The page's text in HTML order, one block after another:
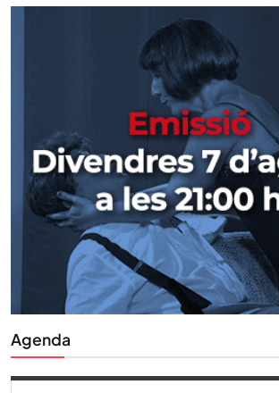
Agenda